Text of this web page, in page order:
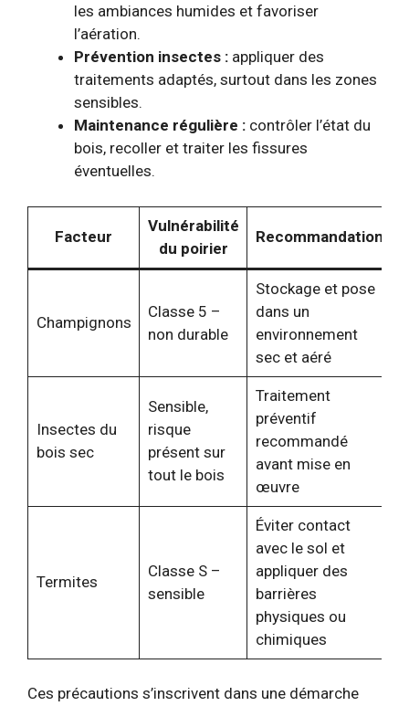
les ambiances humides et favoriser
l’aération.
Prévention insectes : appliquer des
traitements adaptés, surtout dans les zones
sensibles.
Maintenance régulière : contrôler l’état du
bois, recoller et traiter les fissures
éventuelles.
Facteur
Vulnérabilité
du poirier
Recommandation
Champignons
Classe 5 –
non durable
Stockage et pose
dans un
environnement
sec et aéré
Insectes du
bois sec
Sensible,
risque
présent sur
tout le bois
Traitement
préventif
recommandé
avant mise en
œuvre
Termites
Classe S –
sensible
Éviter contact
avec le sol et
appliquer des
barrières
physiques ou
chimiques
Ces précautions s’inscrivent dans une démarche